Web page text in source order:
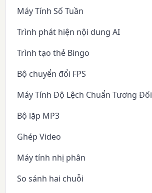
Máy Tính Số Tuần
Trình phát hiện nội dung AI
Trình tạo thẻ Bingo
Bộ chuyển đổi FPS
Máy Tính Độ Lệch Chuẩn Tương Đối
Bộ lặp MP3
Ghép Video
Máy tính nhị phân
So sánh hai chuỗi